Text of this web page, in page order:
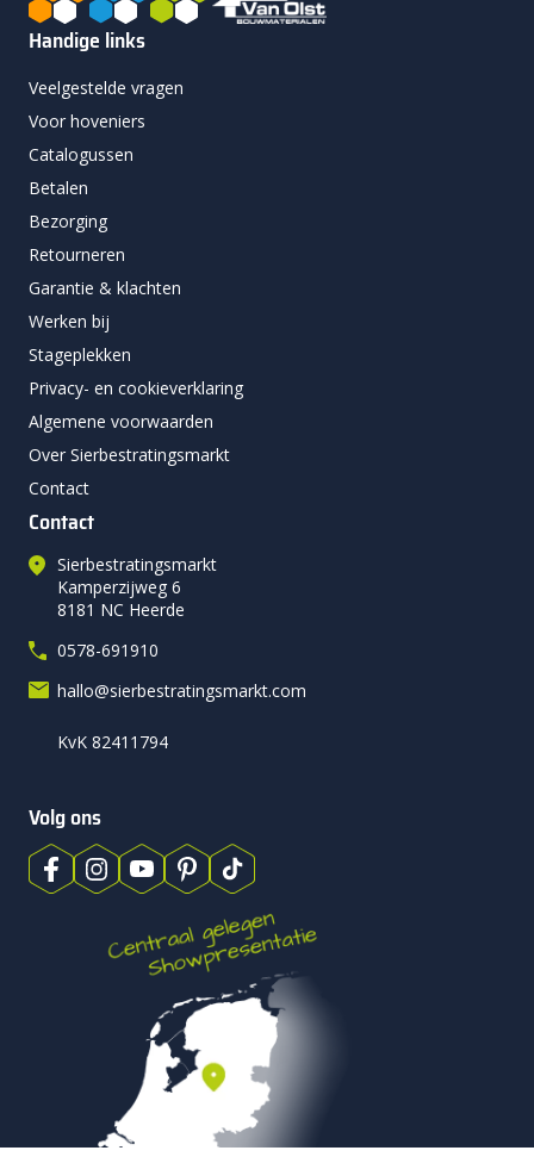
Handige links
Veelgestelde vragen
Voor hoveniers
Catalogussen
Betalen
Bezorging
Retourneren
Garantie & klachten
Werken bij
Stageplekken
Privacy- en cookieverklaring
Algemene voorwaarden
Over Sierbestratingsmarkt
Contact
Contact
Sierbestratingsmarkt
Kamperzijweg 6
8181 NC Heerde
0578-691910
hallo@sierbestratingsmarkt.com
KvK 82411794
Volg ons